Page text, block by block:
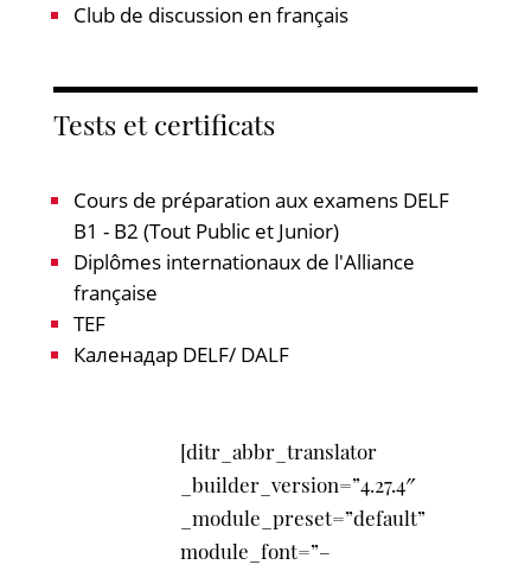
Club de discussion en français
Tests et certificats
Cours de préparation aux examens DELF
B1 - B2 (Tout Public et Junior)
Diplômes internationaux de l'Alliance
française
TEF
Каленадар DELF/ DALF
[ditr_abbr_translator
_builder_version=”4.27.4″
_module_preset=”default”
module_font=”–